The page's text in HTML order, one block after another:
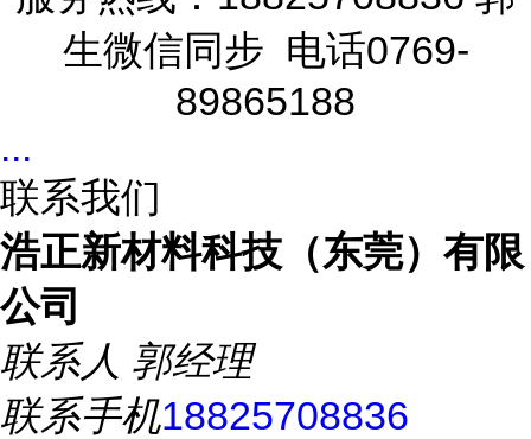
生微信同步 电话0769-
89865188
...
联系我们
浩正新材料科技（东莞）有限
公司
联系人 郭经理
联系手机18825708836